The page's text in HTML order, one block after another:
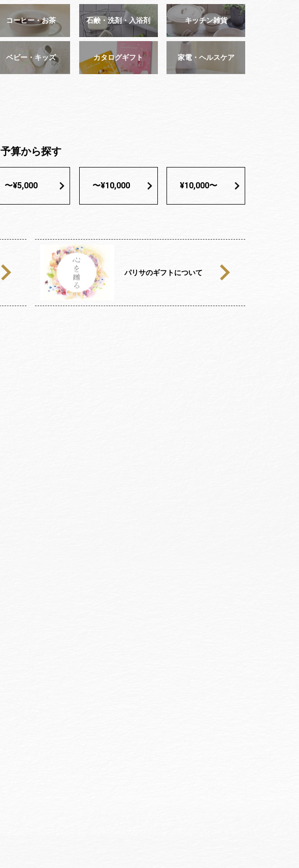
コーヒー・お茶 石鹸・洗剤・入浴剤 キッチン雑貨
ベビー・キッズ カタログギフト 家電・ヘルスケア
予算から探す
〜¥5,000 〜¥10,000 ¥10,000〜
パリサのギフトについて